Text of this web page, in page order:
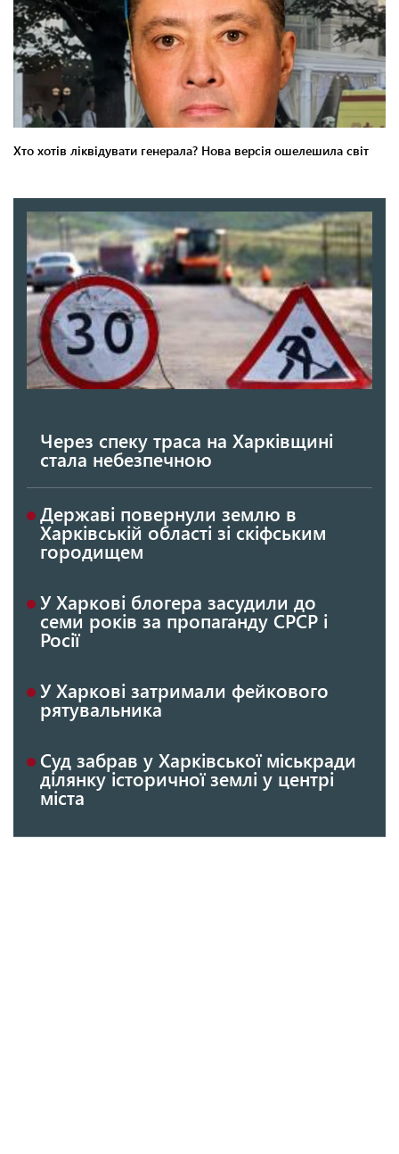
Через спеку траса на Харківщині
стала небезпечною
Державі повернули землю в
Харківській області зі скіфським
городищем
У Харкові блогера засудили до
семи років за пропаганду СРСР і
Росії
У Харкові затримали фейкового
рятувальника
Суд забрав у Харківської міськради
ділянку історичної землі у центрі
міста